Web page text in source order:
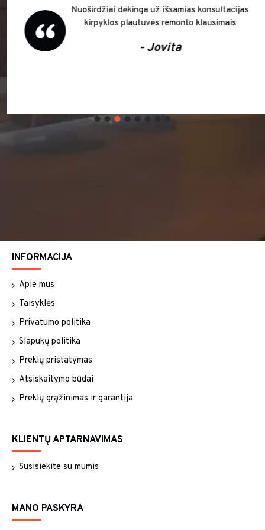
Nuoširdžiai dėkinga už išsamias konsultacijas
kirpyklos plautuvės remonto klausimais
- Jovita
INFORMACIJA
Apie mus
Taisyklės
Privatumo politika
Slapukų politika
Prekių pristatymas
Atsiskaitymo būdai
Prekių grąžinimas ir garantija
KLIENTŲ APTARNAVIMAS
Susisiekite su mumis
MANO PASKYRA